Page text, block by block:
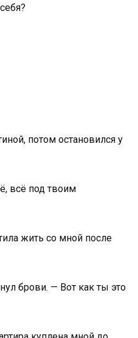
потом остановился у
всё под твоим
жить со мной после
брови. — Вот как ты это